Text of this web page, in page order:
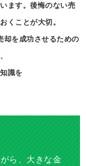
ます。後悔のない売
くことが大切。
却を成功させるための
識を
ら、大きな金